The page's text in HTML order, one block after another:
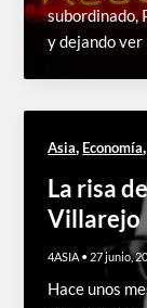
subordinado,
y dejando ver
Asia, Economía,
La risa
Villarejo
4ASIA • 27 junio,
Hace unos